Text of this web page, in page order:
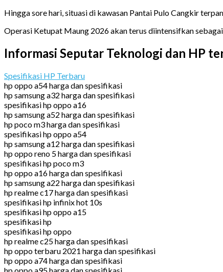
Hingga sore hari, situasi di kawasan Pantai Pulo Cangkir
Operasi Ketupat Maung 2026 akan terus diintensifkan
Informasi Seputar Teknologi dan HP
Spesifikasi HP Terbaru
hp oppo a54 harga dan spesifikasi
hp samsung a32 harga dan spesifikasi
spesifikasi hp oppo a16
hp samsung a52 harga dan spesifikasi
hp poco m3 harga dan spesifikasi
spesifikasi hp oppo a54
hp samsung a12 harga dan spesifikasi
hp oppo reno 5 harga dan spesifikasi
spesifikasi hp poco m3
hp oppo a16 harga dan spesifikasi
hp samsung a22 harga dan spesifikasi
hp realme c17 harga dan spesifikasi
spesifikasi hp infinix hot 10s
spesifikasi hp oppo a15
spesifikasi hp
spesifikasi hp oppo
hp realme c25 harga dan spesifikasi
hp oppo terbaru 2021 harga dan spesifikasi
hp oppo a74 harga dan spesifikasi
hp oppo a95 harga dan spesifikasi